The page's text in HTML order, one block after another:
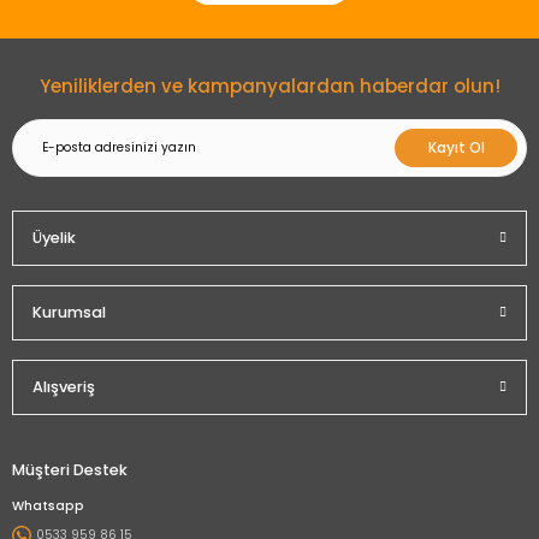
Yeniliklerden ve kampanyalardan haberdar olun!
Kayıt Ol
Üyelik
Kurumsal
Alışveriş
Müşteri Destek
Whatsapp
0533 959 86 15